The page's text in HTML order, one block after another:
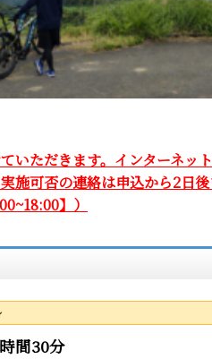
ただきます。インターネッ
施可否の連絡は申込から2日
】）
間30分